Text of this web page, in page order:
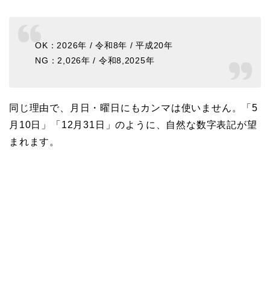
OK：2026年 / 令和8年 / 平成20年
NG：2,026年 / 令和8,2025年
同じ理由で、月日・曜日にもカンマは使いません。「5
月10日」「12月31日」のように、自然な数字表記が望
まれます。